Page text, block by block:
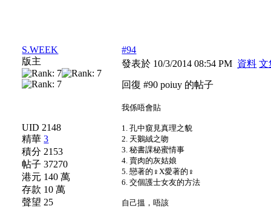
S.WEEK
版主
UID 2148
精華3
積分 2153
帖子 37270
港元 140 萬
存款 10 萬
聲望 25
#94
發表於 10/3/2014 08:54 PM 資料 文
回復 #90 poiuy 的帖子
我係唔會貼
1. 孔中窺見真理之貌
2. 天鵝絨之吻
3. 秘書課秘蜜情事
4. 賣肉的灰姑娘
5. 戀著的♀X愛著的♀
6. 交個護士女友的方法
自己搵，唔該